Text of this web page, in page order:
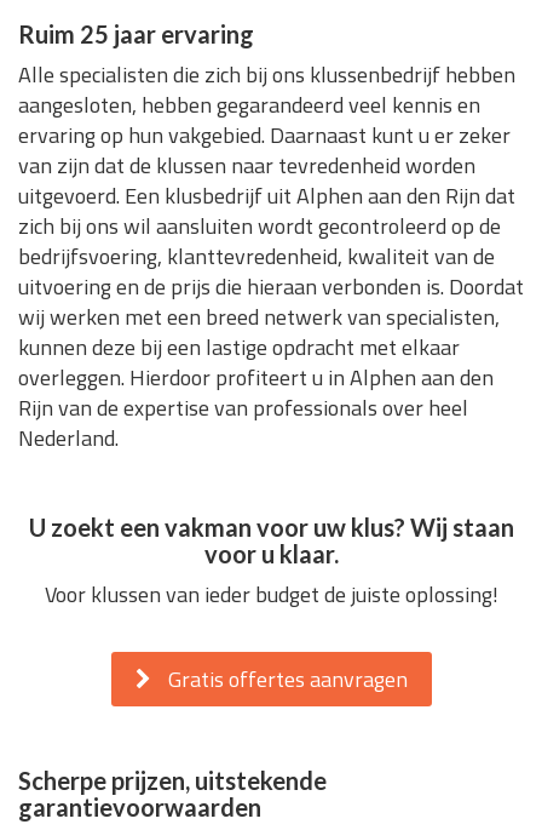
Ruim 25 jaar ervaring
Alle specialisten die zich bij ons klussenbedrijf hebben
aangesloten, hebben gegarandeerd veel kennis en
ervaring op hun vakgebied. Daarnaast kunt u er zeker
van zijn dat de klussen naar tevredenheid worden
uitgevoerd. Een klusbedrijf uit Alphen aan den Rijn dat
zich bij ons wil aansluiten wordt gecontroleerd op de
bedrijfsvoering, klanttevredenheid, kwaliteit van de
uitvoering en de prijs die hieraan verbonden is. Doordat
wij werken met een breed netwerk van specialisten,
kunnen deze bij een lastige opdracht met elkaar
overleggen. Hierdoor profiteert u in Alphen aan den
Rijn van de expertise van professionals over heel
Nederland.
U zoekt een vakman voor uw klus? Wij staan
voor u klaar.
Voor klussen van ieder budget de juiste oplossing!
Gratis offertes aanvragen
Scherpe prijzen, uitstekende
garantievoorwaarden